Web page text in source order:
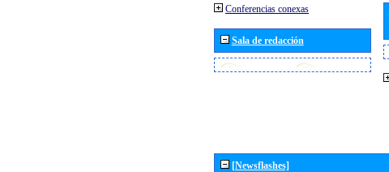
Conferencias conexas
Sala de redacción
[Newsflashes]